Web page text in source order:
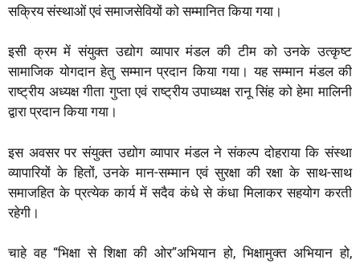
सक्रिय संस्थाओं एवं समाजसेवियों को सम्मानित किया गया।
इसी क्रम में संयुक्त उद्योग व्यापार मंडल की टीम को उनके उत्कृष्ट
सामाजिक योगदान हेतु सम्मान प्रदान किया गया। यह सम्मान मंडल की
राष्ट्रीय अध्यक्ष गीता गुप्ता एवं राष्ट्रीय उपाध्यक्ष रानू सिंह को हेमा मालिनी
द्वारा प्रदान किया गया।
इस अवसर पर संयुक्त उद्योग व्यापार मंडल ने संकल्प दोहराया कि संस्था
व्यापारियों के हितों, उनके मान-सम्मान एवं सुरक्षा की रक्षा के साथ-साथ
समाजहित के प्रत्येक कार्य में सदैव कंधे से कंधा मिलाकर सहयोग करती
रहेगी।
चाहे वह “भिक्षा से शिक्षा की ओर”अभियान हो, भिक्षामुक्त अभियान हो,